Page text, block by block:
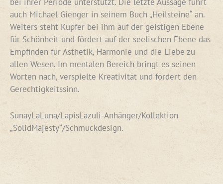
auch Michael Gienger in seinem Buch „Heilsteine“ an.
Weiters steht Kupfer bei ihm auf der geistigen Ebene
für Schönheit und fördert auf der seelischen Ebene das
Empfinden für Ästhetik, Harmonie und die Liebe zu
allen Wesen. Im mentalen Bereich bringt es seinen
Worten nach, verspielte Kreativität und fördert den
Gerechtigkeitssinn.
SunayLaLuna/LapisLazuli-Anhänger/Kollektion
„SolidMajesty“/Schmuckdesign.